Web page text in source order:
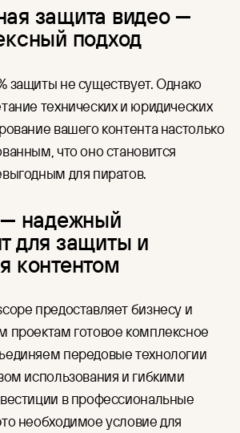
защита видео —
подход
защиты не существует. Однако
технических и юридических
вашего контента настолько
что оно становится
для пиратов.
надежный
для защиты и
контентом
предоставляет бизнесу и
проектам готовое комплексное
передовые технологии
использования и гибкими
в профессиональные
необходимое условие для